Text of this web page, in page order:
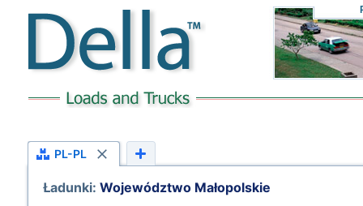
PL-PL
Ładunki: Województwo Małopolskie